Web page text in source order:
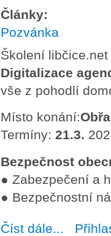
Články:
Pozvánka
Školení libčice.net
Digitalizace
vše z pohodlí
Místo konání:
Termíny:21.3.
Bezpečnost
● Zabezpečení a
● Bezpečnostní
Číst dále... about